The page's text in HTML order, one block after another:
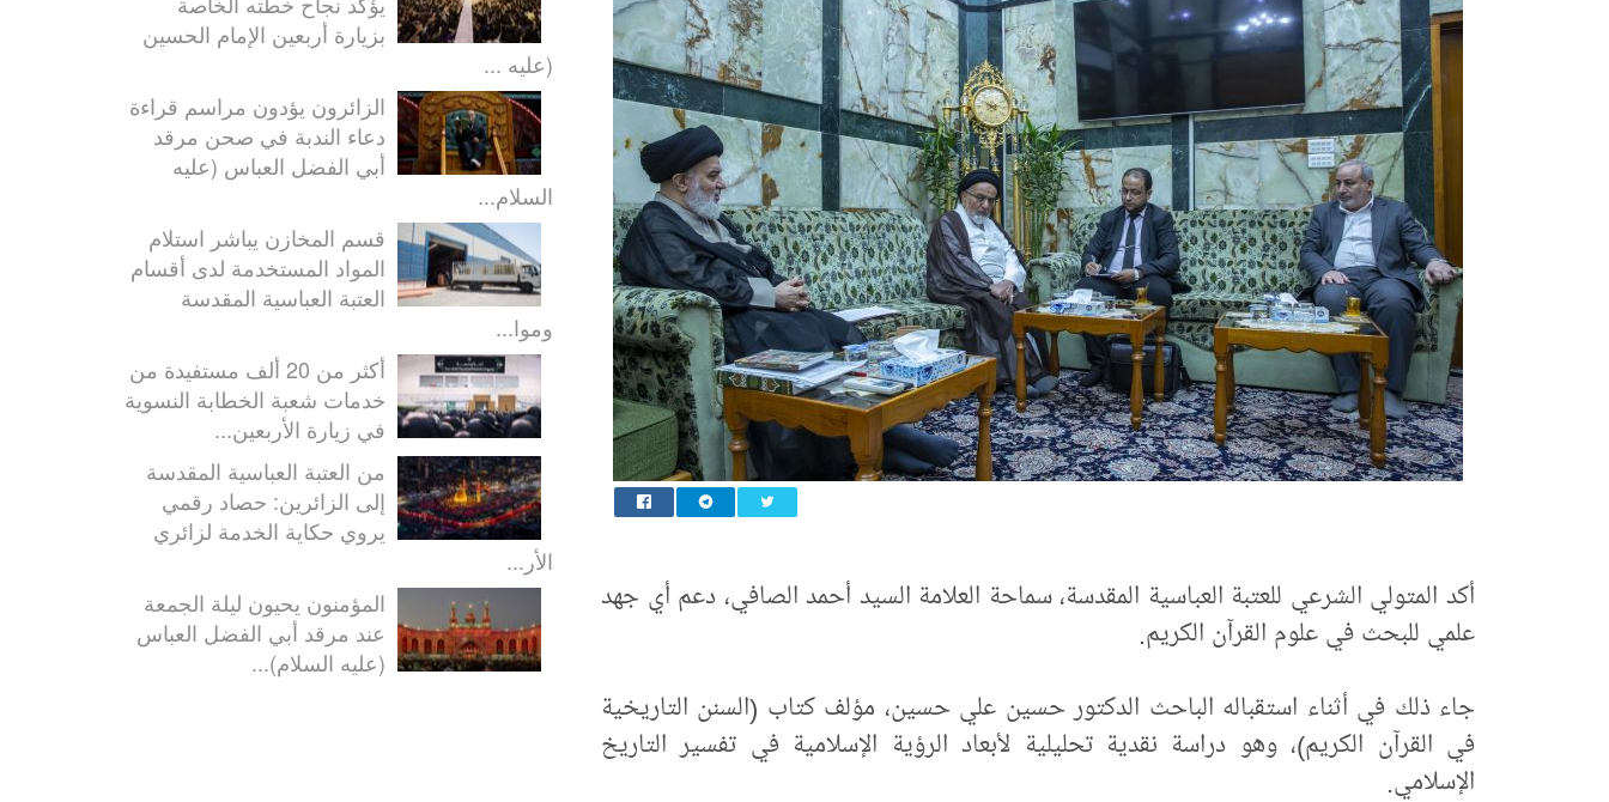
أكد المتولي الشرعي للعتبة العباسية المقدسة، سماحة العلامة السيد أحمد الصافي، دعم أي جهد
علمي للبحث في علوم القرآن الكريم.
جاء ذلك في أثناء استقباله الباحث الدكتور حسين علي حسين، مؤلف كتاب (السنن التاريخية
في القرآن الكريم)، وهو دراسة نقدية تحليلية لأبعاد الرؤية الإسلامية في تفسير التاريخ
الإسلامي.
بزيارة أربعين الإمام الحسين
(عليه ...
الزائرون يؤدون مراسم قراءة
دعاء الندبة في صحن مرقد
أبي الفضل العباس (عليه
السلام...
قسم المخازن يباشر استلام
المواد المستخدمة لدى أقسام
العتبة العباسية المقدسة
وموا...
أكثر من 20 ألف مستفيدة من
خدمات شعبة الخطابة النسوية
في زيارة الأربعين...
من العتبة العباسية المقدسة
إلى الزائرين: حصاد رقمي
يروي حكاية الخدمة لزائري
الأر...
المؤمنون يحيون ليلة الجمعة
عند مرقد أبي الفضل العباس
(عليه السلام)...